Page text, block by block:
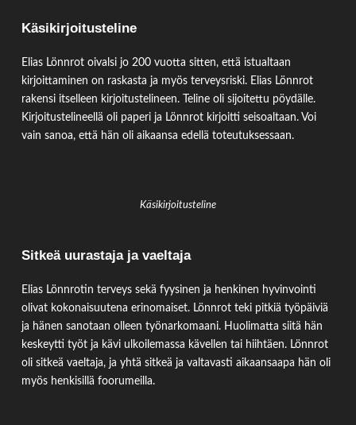
Käsikirjoitusteline
Elias Lönnrot oivalsi jo 200 vuotta sitten, että istualtaan
kirjoittaminen on raskasta ja myös terveysriski. Elias Lönnrot
rakensi itselleen kirjoitustelineen. Teline oli sijoitettu pöydälle.
Kirjoitustelineellä oli paperi ja Lönnrot kirjoitti seisoaltaan. Voi
vain sanoa, että hän oli aikaansa edellä toteutuksessaan.
Käsikirjoitusteline
Sitkeä uurastaja ja vaeltaja
Elias Lönnrotin terveys sekä fyysinen ja henkinen hyvinvointi
olivat kokonaisuutena erinomaiset. Lönnrot teki pitkiä työpäiviä
ja hänen sanotaan olleen työnarkomaani. Huolimatta siitä hän
keskeytti työt ja kävi ulkoilemassa kävellen tai hiihtäen. Lönnrot
oli sitkeä vaeltaja, ja yhtä sitkeä ja valtavasti aikaansaapa hän oli
myös henkisillä foorumeilla.